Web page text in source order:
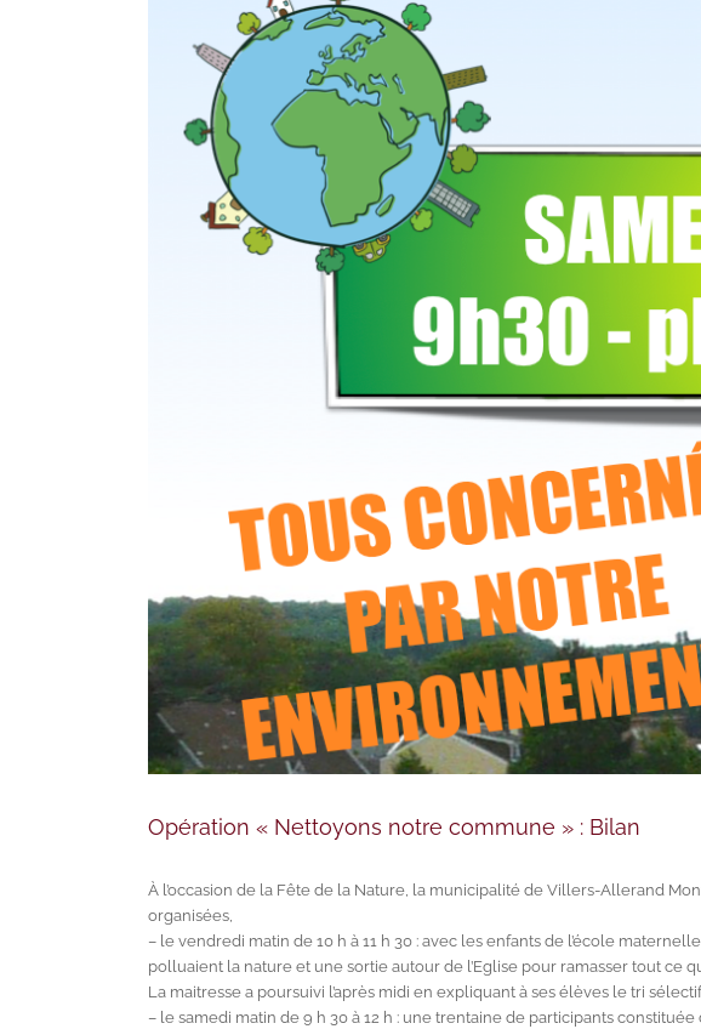
Opération « Nettoyons notre commune » : Bilan
À l’occasion de la Fête de la Nature, la municipalité de Villers-Allerand
organisées,
– le vendredi matin de 10 h à 11 h 30 : avec les enfants de l’école
polluaient la nature et une sortie autour de l’Eglise pour ramasser tout ce
La maitresse a poursuivi l’après midi en expliquant à ses élèves le tri
– le samedi matin de 9 h 30 à 12 h : une trentaine de participants